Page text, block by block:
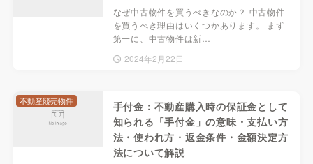
なぜ中古物件を買うべきなのか？ 中古物件
を買うべき理由はいくつかあります。 まず
第一に、中古物件は新…
2024年2月22日
手付金：不動産購入時の保証金として
知られる「手付金」の意味・支払い方
法・使われ方・返金条件・金額決定方
法について解説
不動産競売物件